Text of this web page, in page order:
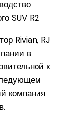
Rivian, RJ
в
к
компания